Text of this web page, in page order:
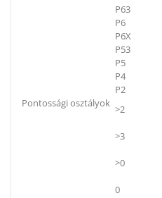
Pontossági osztályok
P63
P6
P6X
P53
P5
P4
P2
>2
>3
>0
0